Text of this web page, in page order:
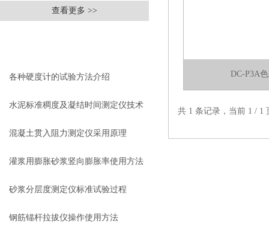
查看更多 >>
各种硬度计的试验方法介绍
水泥标准稠度及凝结时间测定仪技术
参数
混凝土贯入阻力测定仪采用原理
灌浆用膨胀砂浆竖向膨胀率使用方法
砂浆分层度测定仪标准试验过程
钢筋锚杆拉拔仪操作使用方法
DC-P3A
共 1 条记录，当前 1 /